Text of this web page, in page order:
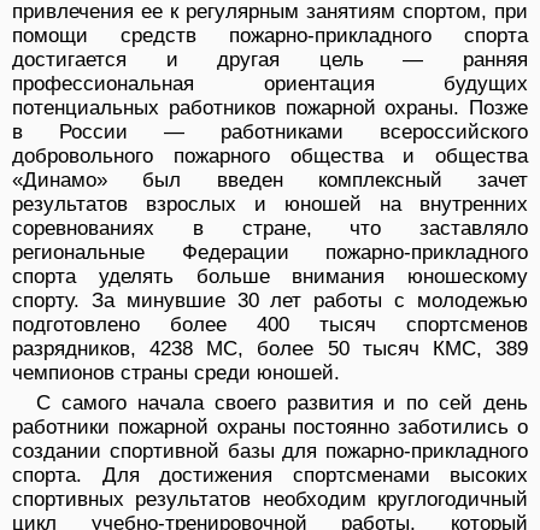
привлечения ее к регулярным занятиям спортом, при
помощи средств пожарно-прикладного спорта
достигается и другая цель — ранняя
профессиональная ориентация будущих
потенциальных работников пожарной охраны. Позже
в России — работниками всероссийского
добровольного пожарного общества и общества
«Динамо» был введен комплексный зачет
результатов взрослых и юношей на внутренних
соревнованиях в стране, что заставляло
региональные Федерации пожарно-прикладного
спорта уделять больше внимания юношескому
спорту. За минувшие 30 лет работы с молодежью
подготовлено более 400 тысяч спортсменов
разрядников, 4238 МС, более 50 тысяч КМС, 389
чемпионов страны среди юношей.
С самого начала своего развития и по сей день
работники пожарной охраны постоянно заботились о
создании спортивной базы для пожарно-прикладного
спорта. Для достижения спортсменами высоких
спортивных результатов необходим круглогодичный
цикл учебно-тренировочной работы, который